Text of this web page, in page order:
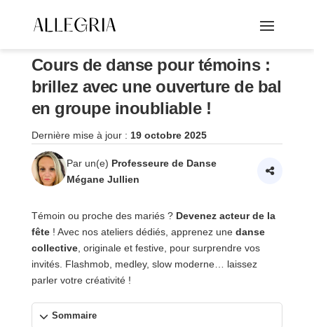
Cours de danse pour témoins :
brillez avec une ouverture de bal
en groupe inoubliable !
Par un(e) Professeure de Danse
Mégane Jullien
Dernière mise à jour : 19 octobre 2025
Témoin ou proche des mariés ? Devenez acteur de la
fête! Avec nos ateliers dédiés, apprenez une danse
collective, originale et festive, pour surprendre vos
invités. Flashmob, medley, slow moderne… laissez
parler votre créativité !
Sommaire